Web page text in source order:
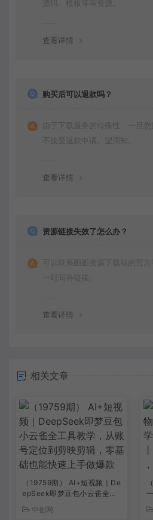
源码、模板等等资源。
查看详情
购买后可以退款吗？
由于下载服务的特殊性，一旦您
不接受退款申请。望周知。
查看详情
资源链接失效了怎么办？
可以联系图图资源下载站的官
一时间补链接。
查看详情
相关文章
（19759期） AI+短视频｜De
epSeek即梦豆包小云雀全工
具教学，从账号定位到剪映剪
辑，零基础也能快速上手做爆
中创网